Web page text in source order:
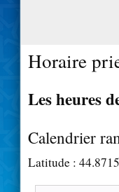
Horaire
Les heures
Calendrier
Latitude :